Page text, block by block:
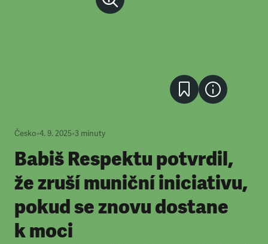
Česko•4. 9. 2025•3 minuty
Babiš Respektu potvrdil,
že zruší muniční iniciativu,
pokud se znovu dostane
k moci